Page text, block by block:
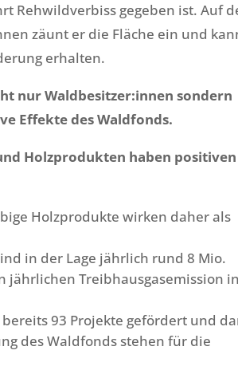
Rehwildverbiss gegeben ist. Auf
zäunt er die Fläche ein und
erhalten.
nur Waldbesitzer:innen sondern
Effekte des Waldfonds.
Holzprodukten haben positiven
Holzprodukte wirken daher als
in der Lage jährlich rund 8 Mio.
jährlichen Treibhausgasemission
93 Projekte gefördert und
des Waldfonds stehen für die